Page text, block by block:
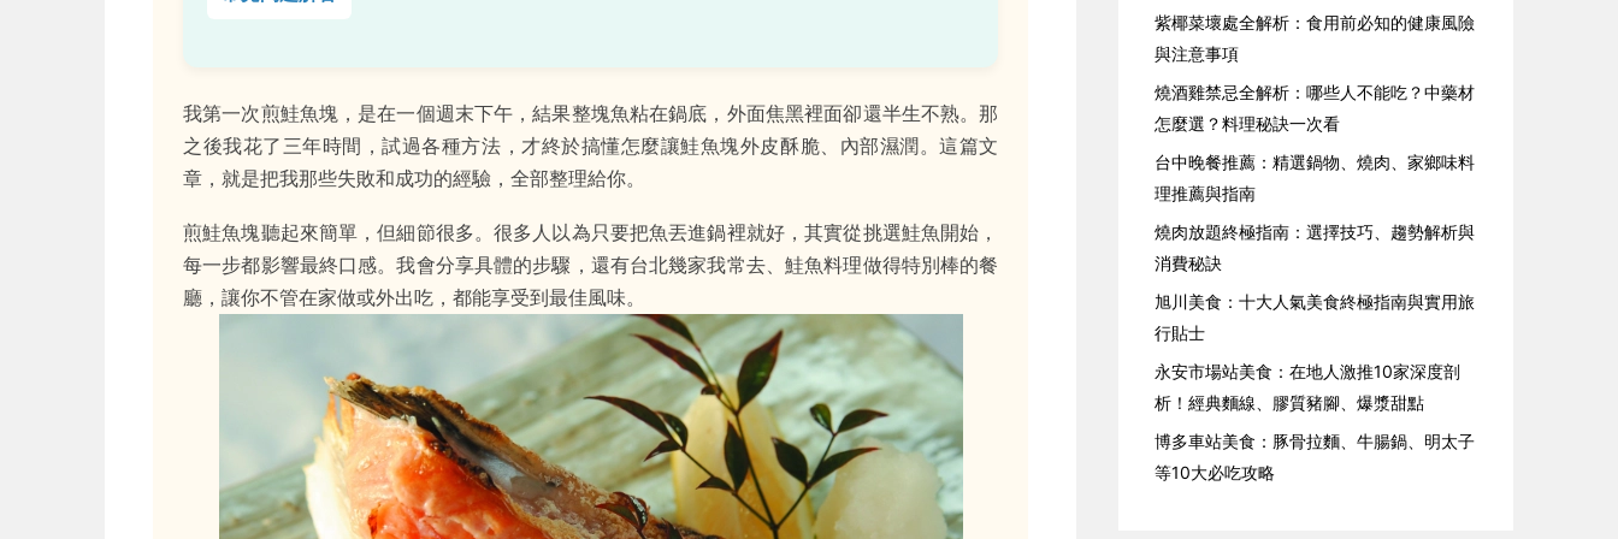
我第一次煎鮭魚塊，是在一個週末下午，結果整塊魚粘在鍋底，外面焦黑裡面卻還半生不熟。那
之後我花了三年時間，試過各種方法，才終於搞懂怎麼讓鮭魚塊外皮酥脆、內部濕潤。這篇文
章，就是把我那些失敗和成功的經驗，全部整理給你。
煎鮭魚塊聽起來簡單，但細節很多。很多人以為只要把魚丟進鍋裡就好，其實從挑選鮭魚開始，
每一步都影響最終口感。我會分享具體的步驟，還有台北幾家我常去、鮭魚料理做得特別棒的餐
廳，讓你不管在家做或外出吃，都能享受到最佳風味。
紫椰菜壞處全解析：食用前必知的健康風險
與注意事項
燒酒雞禁忌全解析：哪些人不能吃？中藥材
怎麼選？料理秘訣一次看
台中晚餐推薦：精選鍋物、燒肉、家鄉味料
理推薦與指南
燒肉放題終極指南：選擇技巧、趨勢解析與
消費秘訣
旭川美食：十大人氣美食終極指南與實用旅
行貼士
永安市場站美食：在地人激推10家深度剖
析！經典麵線、膠質豬腳、爆漿甜點
博多車站美食：豚骨拉麵、牛腸鍋、明太子
等10大必吃攻略